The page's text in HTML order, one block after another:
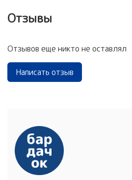
Отзывы
Отзывов еще никто не оставлял
Написать отзыв